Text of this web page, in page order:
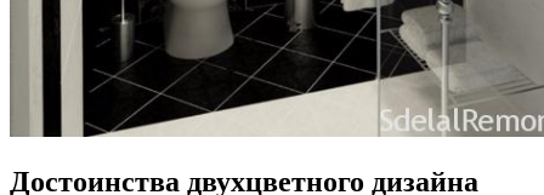
Достоинства двухцветного дизайна